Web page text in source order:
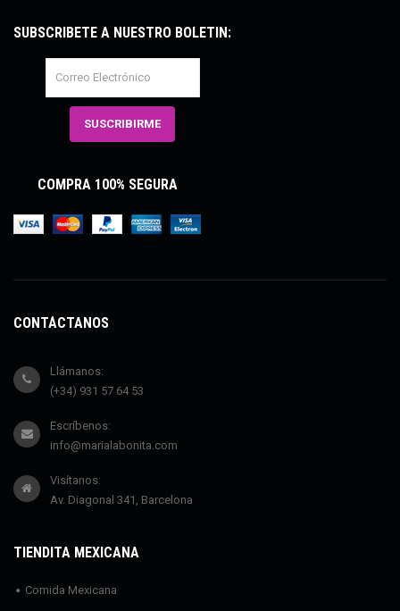
SUBSCRÍBETE A NUESTRO BOLETÍN:
COMPRA 100% SEGURA
CONTÁCTANOS
Llámanos:
(+34) 931 57 64 53
Escríbenos:
info@marialabonita.com
Visítanos:
Av. Diagonal 341, Barcelona
TIENDITA MEXICANA
Comida Mexicana